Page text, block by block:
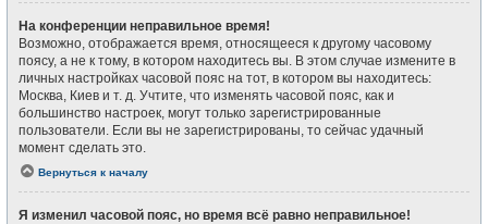
На конференции неправильное время!
Возможно, отображается время, относящееся к другому часовому
поясу, а не к тому, в котором находитесь вы. В этом случае измените в
личных настройках часовой пояс на тот, в котором вы находитесь:
Москва, Киев и т. д. Учтите, что изменять часовой пояс, как и
большинство настроек, могут только зарегистрированные
пользователи. Если вы не зарегистрированы, то сейчас удачный
момент сделать это.
Вернуться к началу
Я изменил часовой пояс, но время всё равно неправильное!